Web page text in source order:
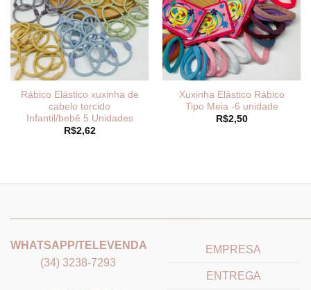
Rábico Elástico xuxinha de
cabelo torcido
Infantil/bebê 5 Unidades
R$2,62
Xuxinha Elástico Rábico
Tipo Meia -6 unidade
R$2,50
WHATSAPP/TELEVENDA
(34) 3238-7293
EMPRESA
ENTREGA